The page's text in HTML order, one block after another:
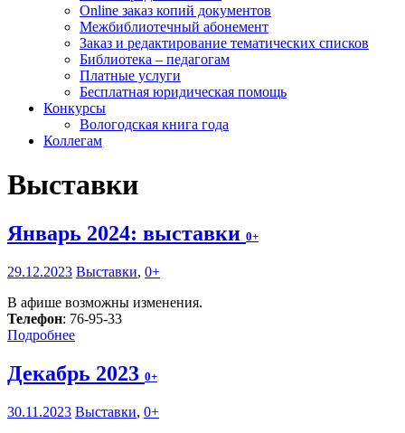
Online заказ копий документов
Межбиблиотечный абонемент
Заказ и редактирование тематических списков
Библиотека – педагогам
Платные услуги
Бесплатная юридическая помощь
Конкурсы
Вологодская книга года
Коллегам
Выставки
Январь 2024: выставки 0+
29.12.2023 Выставки, 0+
В афише возможны изменения.
Телефон: 76-95-33
Подробнее
Декабрь 2023 0+
30.11.2023 Выставки, 0+